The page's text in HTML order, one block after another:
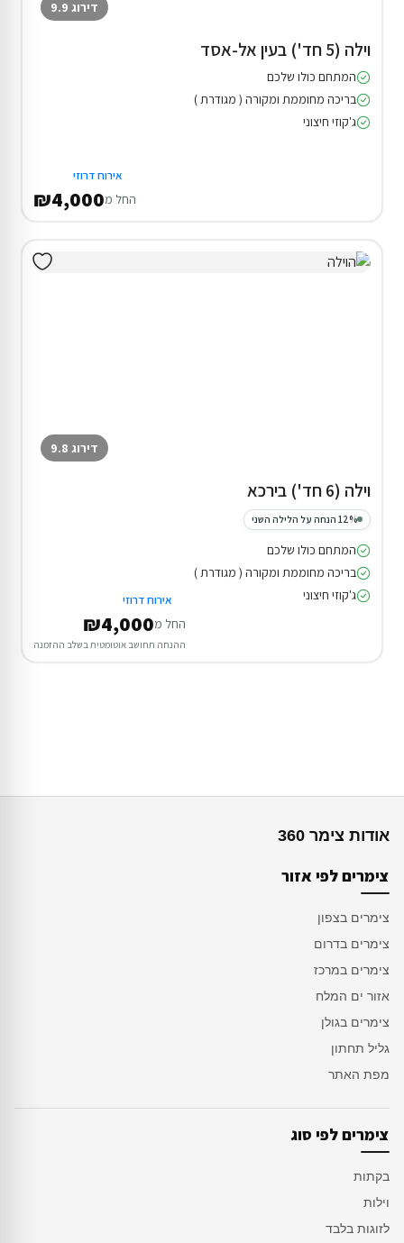
דירוג 9.9
וילה (5 חד') בעין אל-אסד
המתחם כולו שלכם
בריכה מחוממת ומקורה ( מגודרת )
ג'קוזי חיצוני
אירוח דרוזי
החל מ₪4,000
דירוג 9.8
וילה (6 חד') בירכא
12% הנחה על הלילה השני
המתחם כולו שלכם
בריכה מחוממת ומקורה ( מגודרת )
ג'קוזי חיצוני
אירוח דרוזי
החל מ₪4,000
ההנחה תחושב אוטומטית בשלב ההזמנה
אודות צימר 360
צימרים לפי אזור
צימרים בצפון
צימרים בדרום
צימרים במרכז
אזור ים המלח
צימרים בגולן
גליל תחתון
מפת האתר
צימרים לפי סוג
בקתות
וילות
לזוגות בלבד